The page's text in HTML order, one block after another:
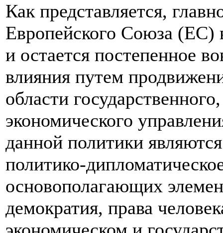
Как представляется,
Европейского Союза
и остается постепенное
влияния путем
области
экономического
данной политики
политико-
основополагающих
демократия, права